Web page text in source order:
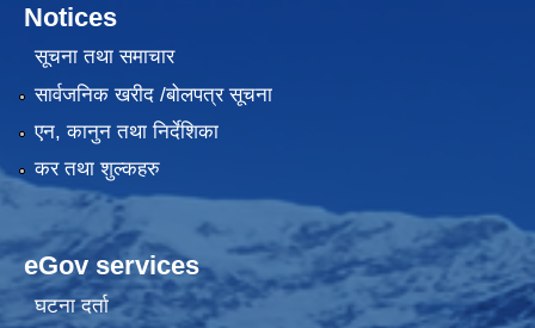
Notices
सूचना तथा समाचार
सार्वजनिक खरीद /बोलपत्र सूचना
एन, कानुन तथा निर्देशिका
कर तथा शुल्कहरु
eGov services
घटना दर्ता